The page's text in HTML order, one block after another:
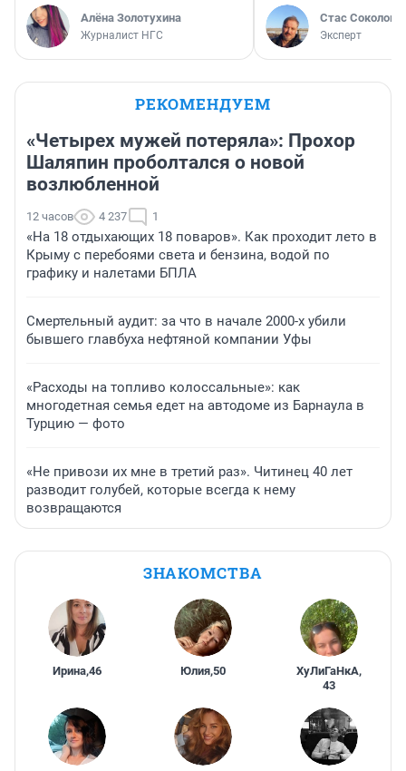
Алёна Золотухина
Журналист НГС
Стас Соколов
Эксперт
РЕКОМЕНДУЕМ
«Четырех мужей потеряла»: Прохор
Шаляпин проболтался о новой
возлюбленной
12 часов 4 237 1
«На 18 отдыхающих 18 поваров». Как проходит лето в
Крыму с перебоями света и бензина, водой по
графику и налетами БПЛА
Смертельный аудит: за что в начале 2000-х убили
бывшего главбуха нефтяной компании Уфы
«Расходы на топливо колоссальные»: как
многодетная семья едет на автодоме из Барнаула в
Турцию — фото
«Не привози их мне в третий раз». Читинец 40 лет
разводит голубей, которые всегда к нему
возвращаются
ЗНАКОМСТВА
Ирина,46 Юлия,50 ХуЛиГаНкА,
43